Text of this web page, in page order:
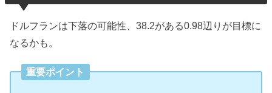
ドルフランは下落の可能性、38.2がある0.98辺りが目標に
なるかも。
重要ポイント